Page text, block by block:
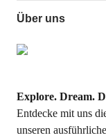
Über uns
Explore. Dream.
Entdecke mit uns
unseren